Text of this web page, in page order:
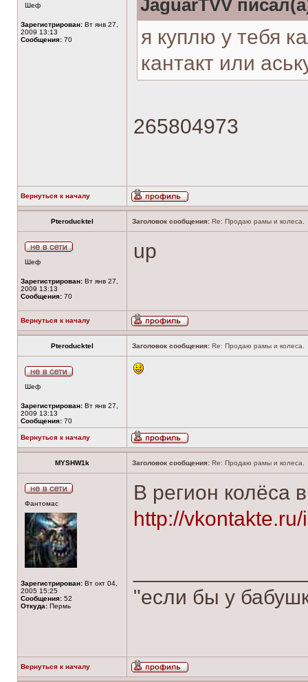
Шеф
Зарегистрирован: Вт янв 27,
2009 13:13
Сообщения: 70
JaguarTVV
я куплю у тебя
кантакт или
265804973
Вернуться к началу
Pteroducktel Заголовок сообщения: Re: Продаю рамы и колеса.
Шеф
Зарегистрирован: Вт янв 27,
2009 13:13
Сообщения: 70
up
Вернуться к началу
Pteroducktel Заголовок сообщения: Re: Продаю рамы и колеса.
Шеф
Зарегистрирован: Вт янв 27,
2009 13:13
Сообщения: 70
Вернуться к началу
MYSHW1k Заголовок сообщения: Re: Продаю рамы и колеса.
Фантомас
Зарегистрирован: Вт окт 04,
2005 15:25
Сообщения: 52
Откуда: Пермь
В регион колёса
http://
"если бы у
Вернуться к началу